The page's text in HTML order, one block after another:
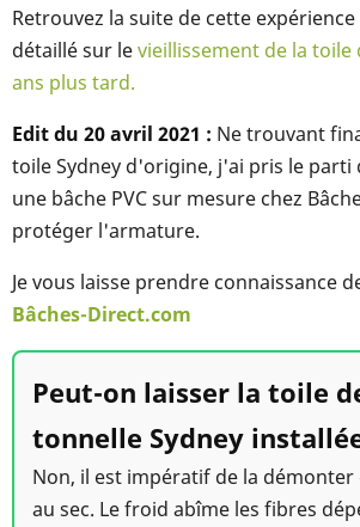
Retrouvez la suite de cette
détaillé sur levieillissement de la toile
ans plus tard.
Edit du 20 avril 2021 : Ne trouvant
toile Sydney d'origine, j'ai pris le parti
une bâche PVC sur mesure chez
protéger l'armature.
Je vous laisse prendre connaissance
Bâches-Direct.com
Peut-on laisser la toile
tonnelle Sydney
Non, il est impératif de la
au sec. Le froid abîme les fibres